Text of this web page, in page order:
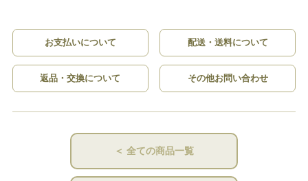
お支払いについて 配送・送料について
返品・交換について その他お問い合わせ
＜ 全ての商品一覧